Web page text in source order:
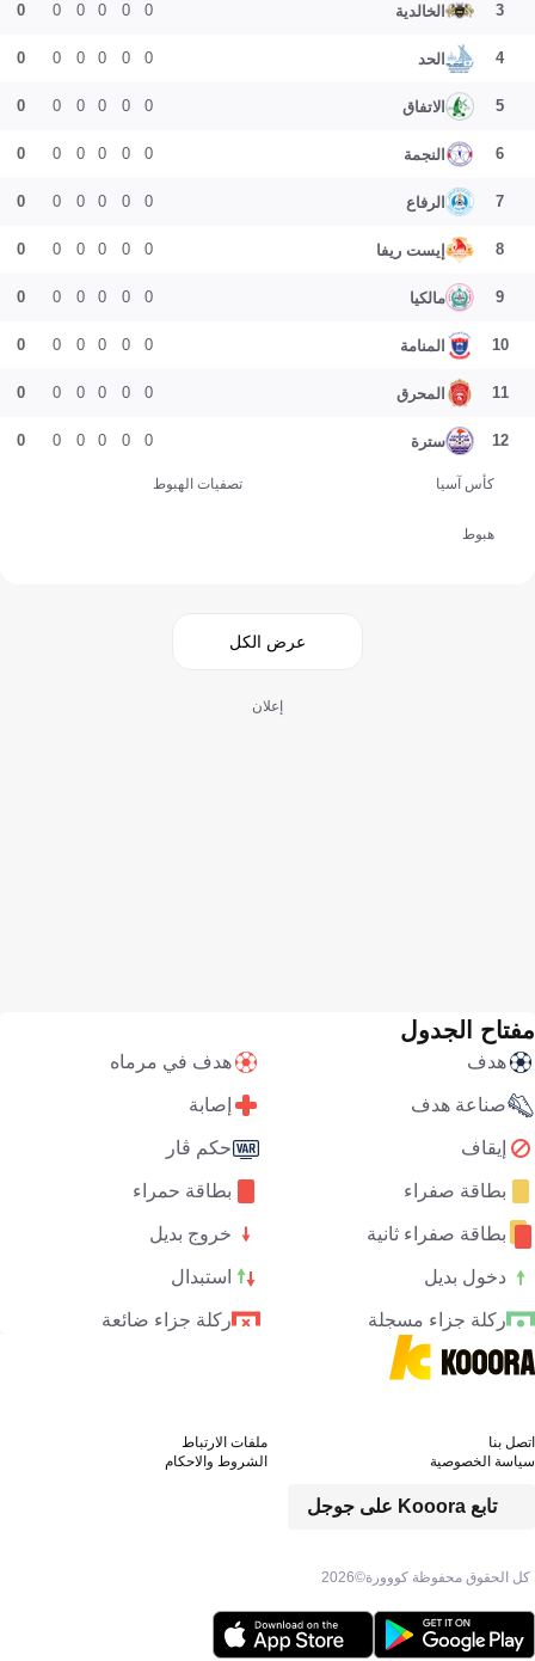
3 الخالدية 0
0
0
0
0
0
4 الحد 0
0
0
0
0
0
5 الاتفاق 0
0
0
0
0
0
6 النجمة 0
0
0
0
0
0
7 الرفاع 0
0
0
0
0
0
8 إيست ريفا 0
0
0
0
0
0
9 مالكيا 0
0
0
0
0
0
10 المنامة 0
0
0
0
0
0
11 المحرق 0
0
0
0
0
0
12 سترة 0
0
0
0
0
0
كأس آسيا تصفيات الهبوط
هبوط
عرض الكل
إعلان
مفتاح الجدول
هدف هدف في مرماه
صناعة هدف إصابة
إيقاف حكم ڤار
بطاقة صفراء بطاقة حمراء
بطاقة صفراء ثانية خروج بديل
دخول بديل استبدال
ركلة جزاء مسجلة ركلة جزاء ضائعة
كل الحقوق محفوظة كووورة©2026
تابع Kooora على جوجل
اتصل بنا
ملفات الارتباط
سياسة الخصوصية
الشروط والاحكام